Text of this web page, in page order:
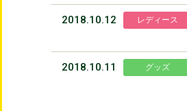
2018.10.12 レディース
2018.10.11 グッズ